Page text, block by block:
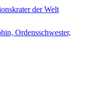
der Welt
Ordensschwester,